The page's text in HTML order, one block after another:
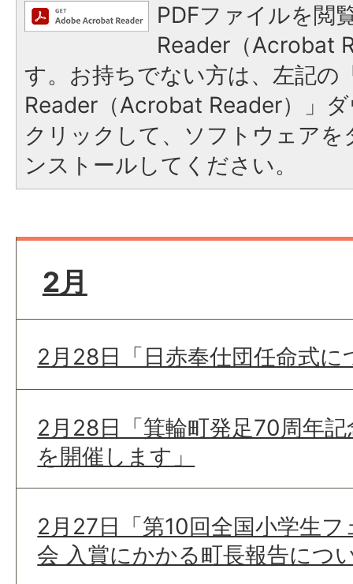
PDFファイルを閲
Reader（Acrobat
す。お持ちでない方は、左記の
Reader（Acrobat Reader）」
クリックして、ソフトウェア
ンストールしてください。
2月
2月28日「日赤奉仕団任命式に
2月28日「箕輪町発足70周年
を開催します」
2月27日「第10回全国小学生
会 入賞にかかる町長報告につ